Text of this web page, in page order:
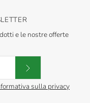
e le nostre offerte
sulla privacy